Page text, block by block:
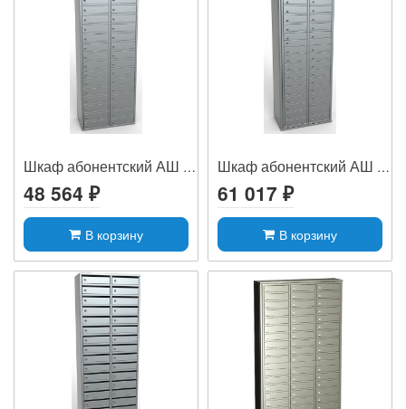
Шкаф абонентский АШ 38
48 564 ₽
В корзину
Шкаф абонентский АШ 38 ОД
61 017 ₽
В корзину